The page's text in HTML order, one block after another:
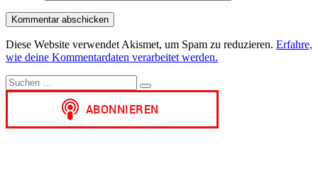
Diese Website verwendet Akismet, um Spam zu reduzieren. Erfahre,
wie deine Kommentardaten verarbeitet werden.
Suchen
nach:
Suchen